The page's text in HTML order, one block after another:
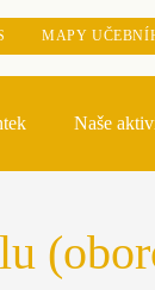
MAPY
Naše